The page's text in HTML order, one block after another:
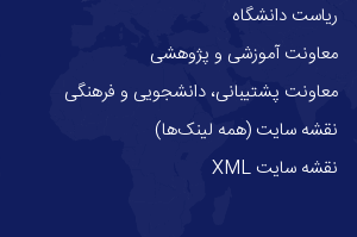
ریاست دانشگاه
معاونت آموزشی و پژوهشی
معاونت پشتیبانی، دانشجویی و فرهنگی
نقشه سایت (همه لینک‌ها)
نقشه سایت XML